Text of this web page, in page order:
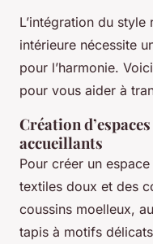
L’intégration du
intérieure nécessite
pour l’harmonie.
pour vous aider à
Création
accueillants
Pour créer un
textiles doux et des
coussins moelleux,
tapis à motifs